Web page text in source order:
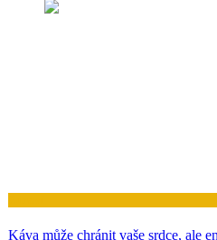
Káva může chránit vaše srdce, ale